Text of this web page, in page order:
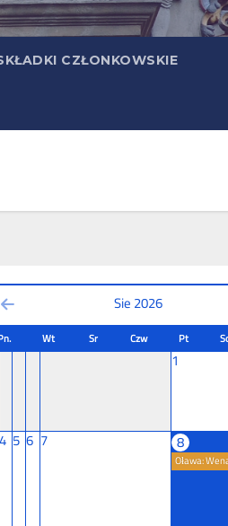
CZŁONKOWSKIE
Sie 2026
Wt Sr Czw Pt
1
4 5 6 7 8
Oława: